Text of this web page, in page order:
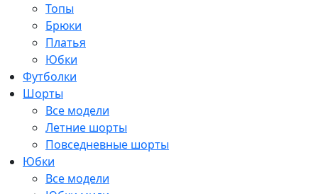
Топы
Брюки
Платья
Юбки
Футболки
Шорты
Все модели
Летние шорты
Повседневные шорты
Юбки
Все модели